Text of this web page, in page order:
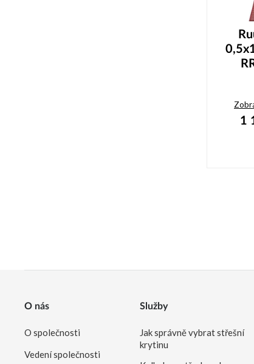
1
O nás
O společnosti
Vedení společnosti
Služby
Jak správně vybrat střešní
krytinu